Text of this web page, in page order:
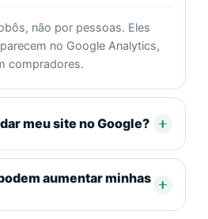
não por pessoas. Eles
no Google Analytics,
compradores.
meu site no Google?
aumentar minhas